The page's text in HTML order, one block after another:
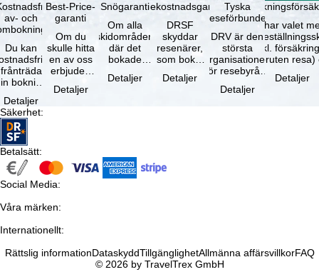
av- och
Du kan
frånträda
bokning
efter
…
Detaljer
Best-Price-
garanti
Om du
skulle hitta
en av oss
erbjuden
samma
Detaljer
Snögaranti
Om alla
skidområden
där det
bokade
gäller –
Detaljer
Resekostnadsgaranti
DRSF
skyddar
resenärer,
som bokat
paketresa
Detaljer
Tyska
reseförbundet
DRV är den
största
organisationen
för resebyråer
researrangörer
Detaljer
Du har valet
(inkl.
avbruten resa)
Detaljer
Säkerhet:
Betalsätt:
Social Media:
Våra märken:
Internationellt:
Rättslig informationDataskyddTillgänglighetAllmänna affärsvillkorFAQ
© 2026 by TravelTrex GmbH